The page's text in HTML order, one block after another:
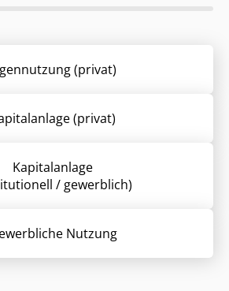
(privat)
(privat)
Kapitalanlage
/ gewerblich)
Nutzung